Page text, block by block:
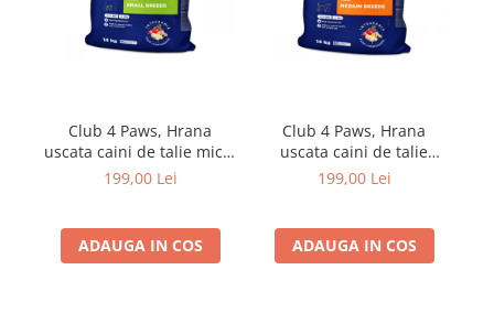
Club 4 Paws, Hrana
uscata caini de talie mica,
14kg
199,00 Lei
ADAUGA IN COS
Club 4 Paws, Hrana
uscata caini de talie
medie, 14kg
199,00 Lei
ADAUGA IN COS